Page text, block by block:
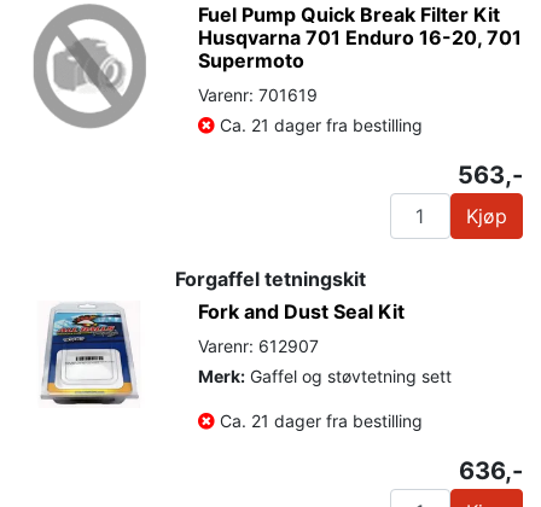
Fuel Pump Quick Break Filter Kit
Husqvarna 701 Enduro 16-20, 701
Supermoto
Varenr: 701619
Ca. 21 dager fra bestilling
563,-
Kjøp
Forgaffel tetningskit
Fork and Dust Seal Kit
Varenr: 612907
Merk: Gaffel og støvtetning sett
Ca. 21 dager fra bestilling
636,-